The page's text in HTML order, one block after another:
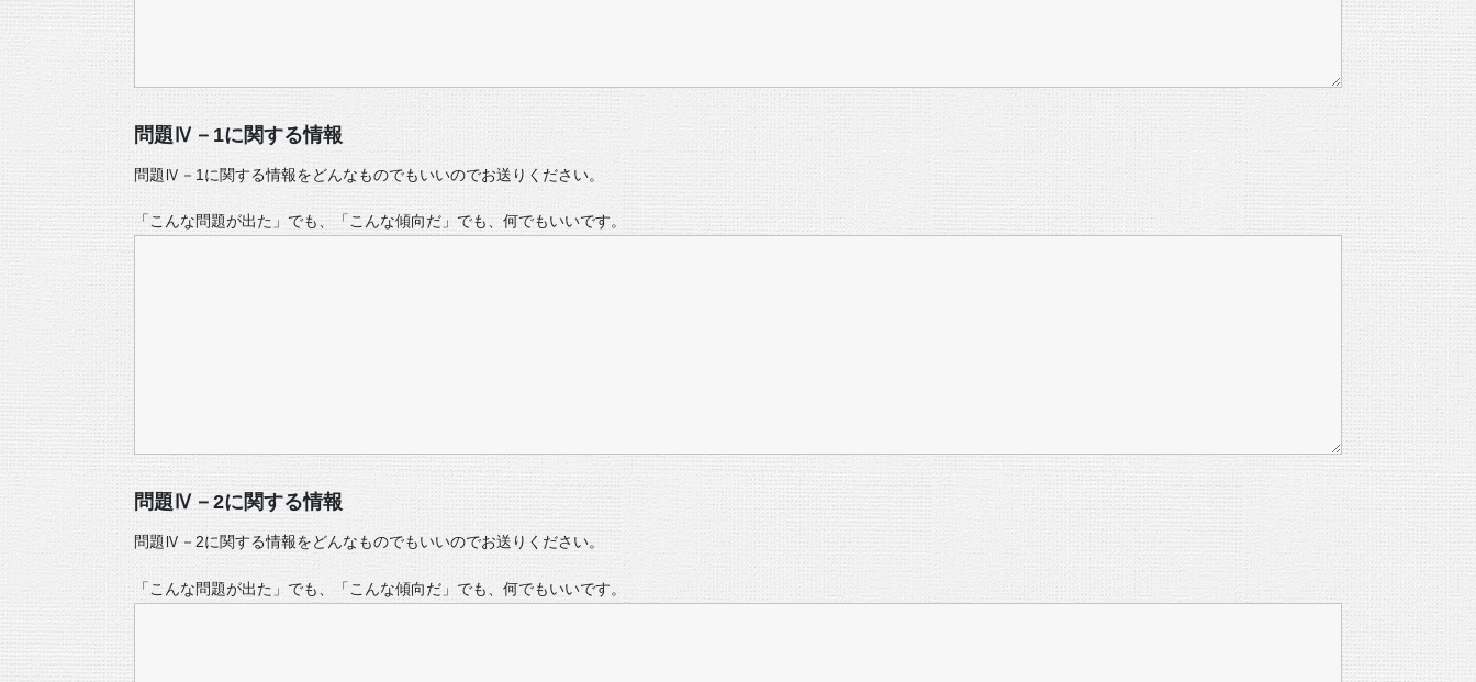
問題Ⅳ－1に関する情報
問題Ⅳ－1に関する情報をどんなものでもいいのでお送りください。
「こんな問題が出た」でも、「こんな傾向だ」でも、何でもいいです。
問題Ⅳ－2に関する情報
問題Ⅳ－2に関する情報をどんなものでもいいのでお送りください。
「こんな問題が出た」でも、「こんな傾向だ」でも、何でもいいです。